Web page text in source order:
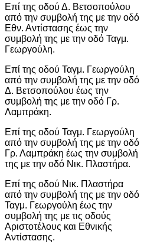
Επί της οδού Δ. Βετσοπούλου
από την συμβολή της με την οδό
Εθν. Αντίστασης έως την
συμβολή της με την οδό Ταγμ.
Γεωργούλη.
Επί της οδού Ταγμ. Γεωργούλη
από την συμβολή της με την οδό
Δ. Βετσοπούλου έως την
συμβολή της με την οδό Γρ.
Λαμπράκη.
Επί της οδού Ταγμ. Γεωργούλη
από την συμβολή της με την οδό
Γρ. Λαμπράκη έως την συμβολή
της με την οδό Νικ. Πλαστήρα.
Επί της οδού Νικ. Πλαστήρα
από την συμβολή της με την οδό
Ταγμ. Γεωργούλη έως την
συμβολή της με τις οδούς
Αριστοτέλους και Εθνικής
Αντίστασης.